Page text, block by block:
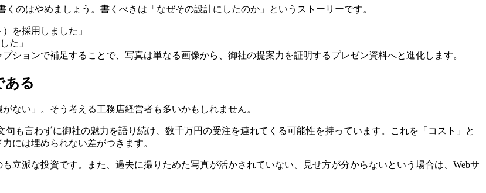
のはやめましょう。書くべきは「なぜその設計にしたのか」というストーリーです。
を採用しました」
た」
ションで補足することで、写真は単なる画像から、御社の提案力を証明するプレゼン資料へと進化します。
ある
ない」。そう考える工務店経営者も多いかもしれません。
句も言わずに御社の魅力を語り続け、数千万円の受注を連れてくる可能性を持っています。これを「コスト」と
には埋められない差がつきます。
立派な投資です。また、過去に撮りためた写真が活かされていない、見せ方が分からないという場合は、Webサ